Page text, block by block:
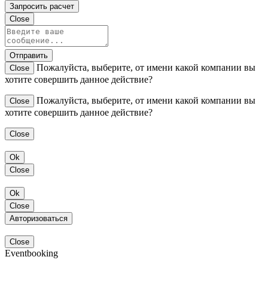
Запросить расчет
Close
Отправить
Close
Пожалуйста, выберите, от имени какой компании вы
хотите совершить данное действие?
Close
Пожалуйста, выберите, от имени какой компании вы
хотите совершить данное действие?
Close
Ok
Close
Ok
Close
Авторизоваться
Close
Eventbooking